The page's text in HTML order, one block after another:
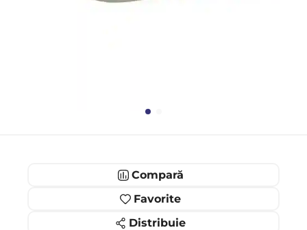
Compară
Favorite
Distribuie